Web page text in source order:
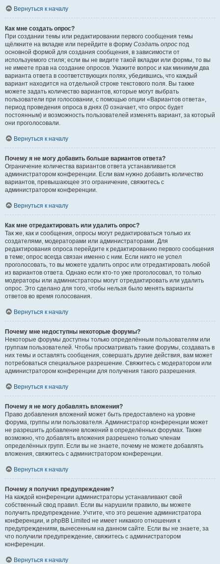
Вернуться к началу
Как мне создать опрос?
При создании темы или редактировании первого сообщения темы
щёлкните на вкладке или перейдите в форму Создать опрос под
основной формой для создания сообщения, в зависимости от
используемого стиля; если вы не видите такой вкладки или формы, то вы
не имеете прав на создание опросов. Укажите вопрос и как минимум два
варианта ответа в соответствующих полях, убедившись, что каждый
вариант находится на отдельной строке текстового поля. Вы также
можете задать количество вариантов, которые могут выбрать
пользователи при голосовании, с помощью опции «Вариантов ответа»,
период проведения опроса в днях (0 означает, что опрос будет
постоянным) и возможность пользователей изменять вариант, за который
они проголосовали.
Вернуться к началу
Почему я не могу добавить больше вариантов ответа?
Ограничение количества вариантов ответа устанавливается
администратором конференции. Если вам нужно добавить количество
вариантов, превышающее это ограничение, свяжитесь с
администратором конференции.
Вернуться к началу
Как мне отредактировать или удалить опрос?
Так же, как и сообщения, опросы могут редактироваться только их
создателями, модераторами или администраторами. Для
редактирования опроса перейдите к редактированию первого сообщения
в теме; опрос всегда связан именно с ним. Если никто не успел
проголосовать, то вы можете удалить опрос или отредактировать любой
из вариантов ответа. Однако если кто-то уже проголосовал, то только
модераторы или администраторы могут отредактировать или удалить
опрос. Это сделано для того, чтобы нельзя было менять варианты
ответов во время голосования.
Вернуться к началу
Почему мне недоступны некоторые форумы?
Некоторые форумы доступны только определённым пользователям или
группам пользователей. Чтобы просматривать такие форумы, создавать в
них темы и оставлять сообщения, совершать другие действия, вам может
потребоваться специальное разрешение. Свяжитесь с модератором или
администратором конференции для получения такого разрешения.
Вернуться к началу
Почему я не могу добавлять вложения?
Право добавления вложений может быть предоставлено на уровне
форума, группы или пользователя. Администратор конференции может
не разрешить добавление вложений в определённых форумах. Также
возможно, что добавлять вложения разрешено только членам
определённых групп. Если вы не знаете, почему не можете добавлять
вложения, свяжитесь с администратором конференции.
Вернуться к началу
Почему я получил предупреждение?
На каждой конференции администраторы устанавливают свой
собственный свод правил. Если вы нарушили правило, вы можете
получить предупреждение. Учтите, что это решение администратора
конференции, и phpBB Limited не имеет никакого отношения к
предупреждениям, вынесенным на данном сайте. Если вы не знаете, за
что получили предупреждение, свяжитесь с администратором
конференции.
Вернуться к началу